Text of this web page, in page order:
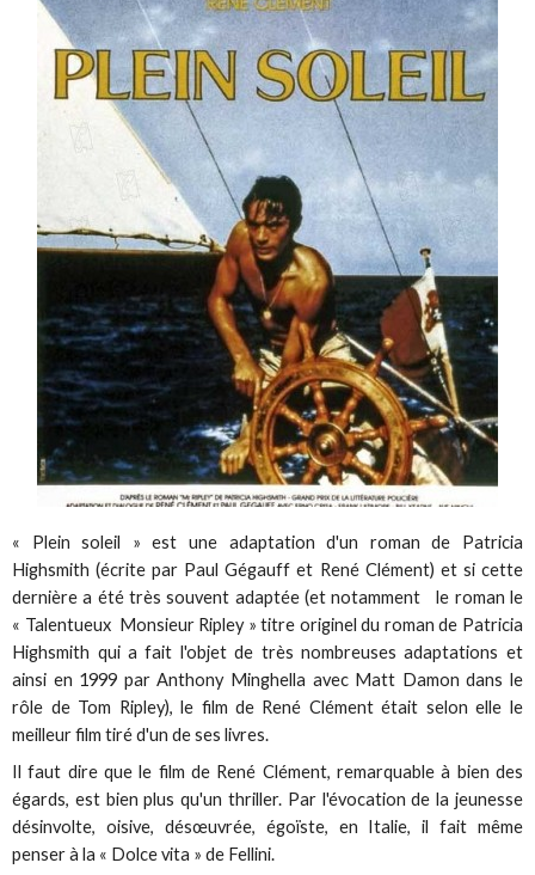
« Plein soleil » est une adaptation d'un roman de Patricia
Highsmith (écrite par Paul Gégauff et René Clément) et si cette
dernière a été très souvent adaptée (et notamment le roman le
« Talentueux Monsieur Ripley » titre originel du roman de Patricia
Highsmith qui a fait l'objet de très nombreuses adaptations et
ainsi en 1999 par Anthony Minghella avec Matt Damon dans le
rôle de Tom Ripley), le film de René Clément était selon elle le
meilleur film tiré d'un de ses livres.
Il faut dire que le film de René Clément, remarquable à bien des
égards, est bien plus qu'un thriller. Par l'évocation de la jeunesse
désinvolte, oisive, désœuvrée, égoïste, en Italie, il fait même
penser à la « Dolce vita » de Fellini.